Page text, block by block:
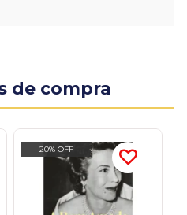
de compra
20% OFF